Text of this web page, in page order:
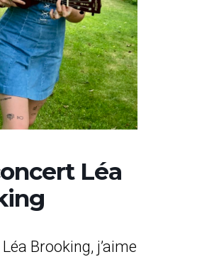
Léa
Léa Brooking, j’aime